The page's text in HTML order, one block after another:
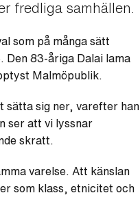
fredliga samhällen.
som på många sätt
Den 83-åriga Dalai lama
Malmöpublik.
sätta sig ner, varefter han
ser att vi lyssnar
skratt.
varelse. Att känslan
som klass, etnicitet och